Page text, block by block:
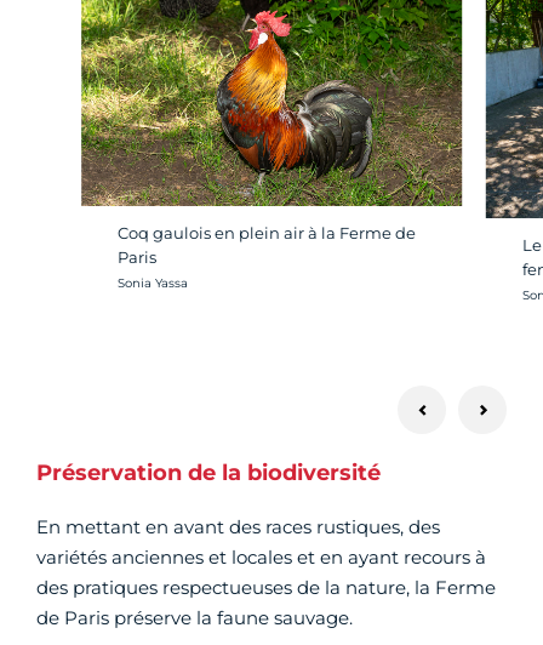
Coq gaulois en plein air à la Ferme de
Paris
Crédit photo :
Sonia Yassa
Préservation de la biodiversité
En mettant en avant des races rustiques, des
variétés anciennes et locales et en ayant recours à
des pratiques respectueuses de la nature, la Ferme
de Paris préserve la faune sauvage.